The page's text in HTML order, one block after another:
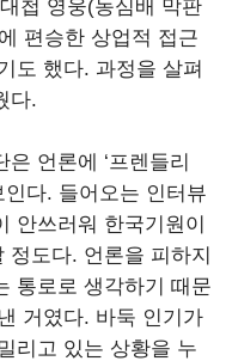
첩 영웅(농심배 막판
편승한 상업적 접근
도 했다. 과정을 살펴
다.
언론에 ‘프렌들리
다. 들어오는 인터뷰
안쓰러워 한국기원이
정도다. 언론을 피하지
통로로 생각하기 때문
거였다. 바둑 인기가
리고 있는 상황을 누